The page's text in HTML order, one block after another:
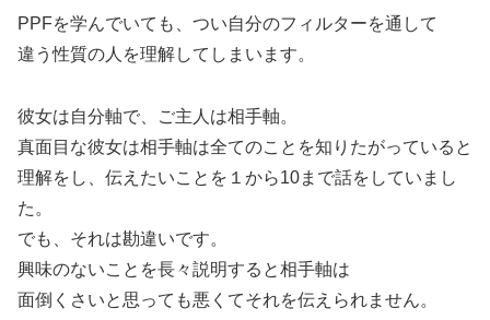
PPFを学んでいても、つい自分のフィルターを通して
違う性質の人を理解してしまいます。
彼女は自分軸で、ご主人は相手軸。
真面目な彼女は相手軸は全てのことを知りたがっていると
理解をし、伝えたいことを１から10まで話をしていまし
た。
でも、それは勘違いです。
興味のないことを長々説明すると相手軸は
面倒くさいと思っても悪くてそれを伝えられません。